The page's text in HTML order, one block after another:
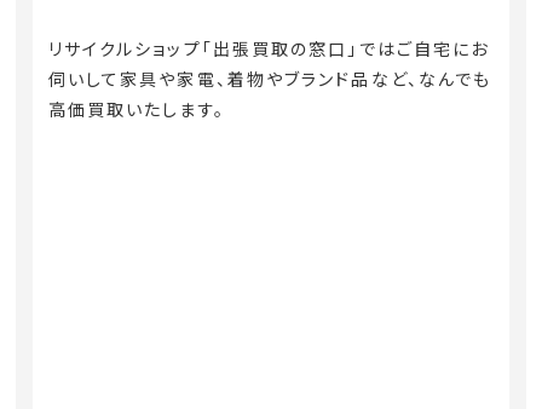
リサイクルショップ「出張買取の窓口」ではご自宅にお
伺いして家具や家電、着物やブランド品など、なんでも
高価買取いたします。